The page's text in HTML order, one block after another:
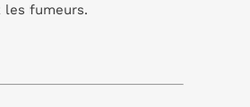
les fumeurs.